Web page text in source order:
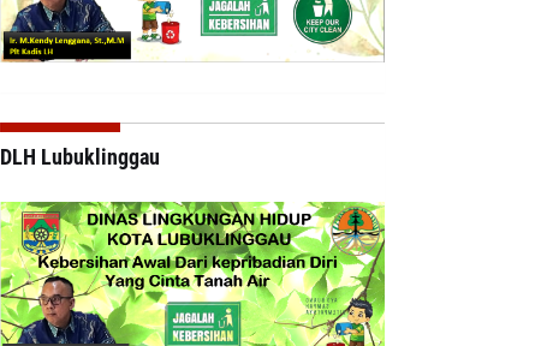
DLH Lubuklinggau